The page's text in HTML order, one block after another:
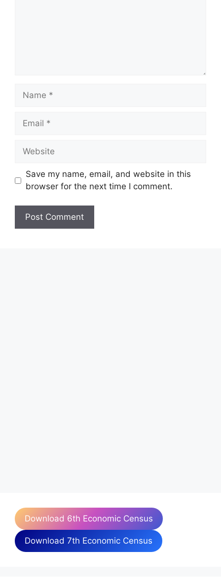
Name
Email
Website
Save my name, email, and website in this
browser for the next time I comment.
Download 6th Economic Census
Download 7th Economic Census